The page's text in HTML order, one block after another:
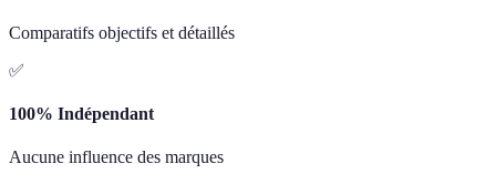
Comparatifs objectifs et détaillés
✅
100% Indépendant
Aucune influence des marques